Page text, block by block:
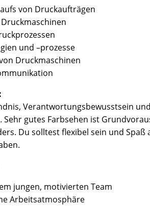
von Druckaufträgen
und –prozesse
Druckmaschinen
Verantwortungsbewusstsein
Sehr gutes Farbsehen ist
Du solltest flexibel sein und Spaß
jungen, motivierten Team
Arbeitsatmosphäre